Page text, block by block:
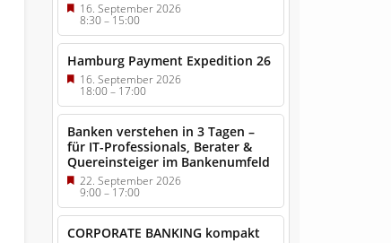
16. September 2026
8:30–15:00
Hamburg Payment Expedition 26
16. September 2026
18:00– 17:00
Banken verstehen in 3 Tagen –
für IT-Professionals, Berater &
Quereinsteiger im Bankenumfeld
22. September 2026
9:00–17:00
CORPORATE BANKING kompakt